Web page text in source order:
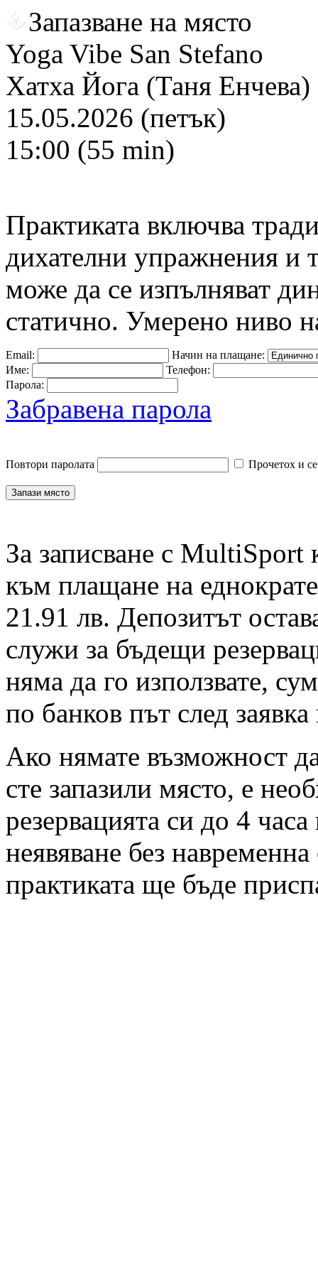
Запазване на място
Yoga Vibe San Stefano
Хатха Йога (Таня Енчева)
15.05.2026 (петък)
15:00 (55 min)
Практиката включва
дихателни упражнения и
може да се изпълняват
статично. Умерено ниво
Email:
Начин на плащане:
Име:
Телефон:
Парола:
Забравена парола
Повтори паролата Прочетох и
За записване с MultiSport
към плащане на
21.91 лв. Депозитът
служи за бъдещи
няма да го използвате,
по банков път след
Ако нямате възможност
сте запазили място, е
резервацията си до 4
неявяване без
практиката ще бъде